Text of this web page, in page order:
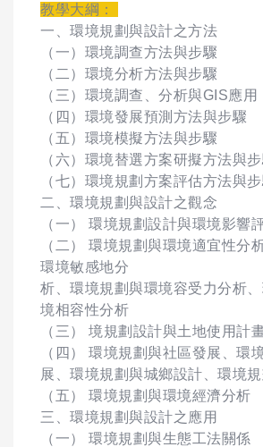
教學大綱：
一、環境規劃與設計之方法
（一）環境調查方法與步驟
（二）環境分析方法與步驟
（三）環境調查、分析與GIS應用
（四）環境發展預測方法與步驟
（五）環境模擬方法與步驟
（六）環境替選方案研擬方法與
（七）環境規劃方案評估方法與
二、環境規劃與設計之觀念
（一） 環境規劃設計與環境影響
（二） 環境規劃與環境適宜性分
環境敏感地分
析、環境規劃與環境容受力分析
境相容性分析
（三） 境規劃設計與土地使用計
（四） 環境規劃與社區發展、環
展、環境規劃與城鄉設計、環境
（五） 環境規劃與環境經濟分析
三、環境規劃與設計之應用
（一） 環境規劃與生態工法關係